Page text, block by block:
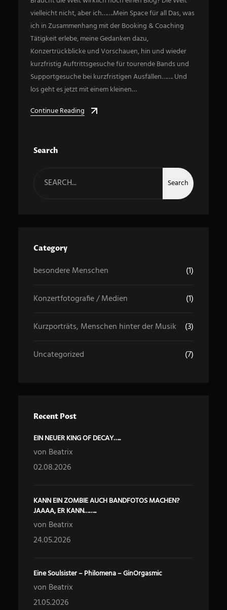
vielleicht nicht, aber ich…….Mein Space für all Das, was
ich in Zusammenhang mit der Booking & Coaching
Tätigkeit erlebe, meine Gedanken dazu,
Konzertrückblicke und Vorschauen, hin und wieder
kurzfristig Auftrittsgesuche für tourende Bands und
Supportgesuche bei kurzfristigen Ausfällen……. Und
los geht es jetzt mit einem kleinen…
Continue Reading
Search
Search
Category
besondere Menschen (1)
Konzertfotografie / Medien (1)
Kurzporträts, Menschen hinter der Musik (3)
Uncategorized (7)
Recent Post
EIN NEUER KING OF DECAY…..
von Beatrix
02.08.2026
KANN EIN ZOMBIE AUCH BANDFOTOS MACHEN?
JAAAA, ER KANN……..
von Beatrix
24.05.2026
Eine Soulsister – Philomena – GinOrgasmic
von Beatrix
21.05.2026